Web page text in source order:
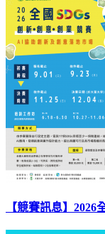
【競賽訊息】2026